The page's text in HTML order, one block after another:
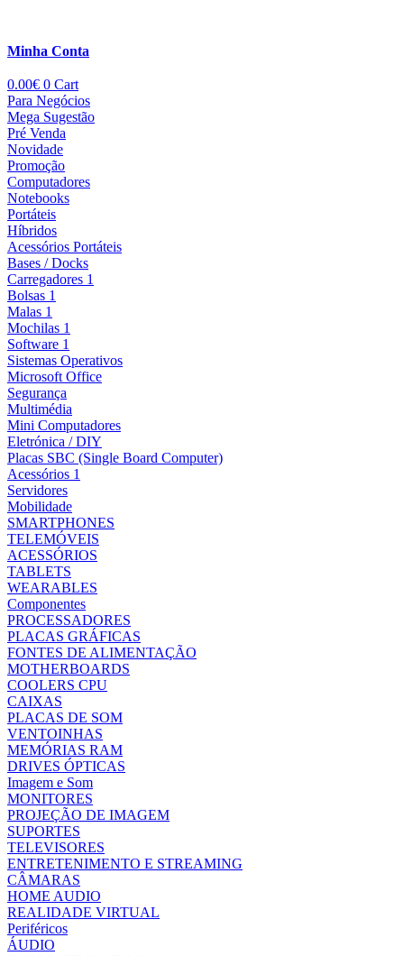
Minha Conta
0.00€ 0 Cart
Para Negócios
Mega Sugestão
Pré Venda
Novidade
Promoção
Computadores
Notebooks
Portáteis
Híbridos
Acessórios Portáteis
Bases / Docks
Carregadores 1
Bolsas 1
Malas 1
Mochilas 1
Software 1
Sistemas Operativos
Microsoft Office
Segurança
Multimédia
Mini Computadores
Eletrónica / DIY
Placas SBC (Single Board Computer)
Acessórios 1
Servidores
Mobilidade
SMARTPHONES
TELEMÓVEIS
ACESSÓRIOS
TABLETS
WEARABLES
Componentes
PROCESSADORES
PLACAS GRÁFICAS
FONTES DE ALIMENTAÇÃO
MOTHERBOARDS
COOLERS CPU
CAIXAS
PLACAS DE SOM
VENTOINHAS
MEMÓRIAS RAM
DRIVES ÓPTICAS
Imagem e Som
MONITORES
PROJEÇÃO DE IMAGEM
SUPORTES
TELEVISORES
ENTRETENIMENTO E STREAMING
CÂMARAS
HOME AUDIO
REALIDADE VIRTUAL
Periféricos
ÁUDIO